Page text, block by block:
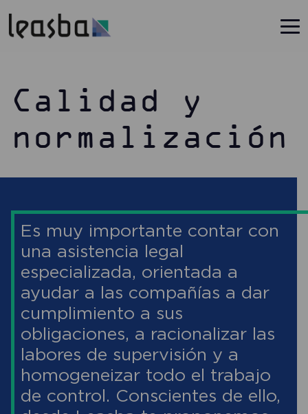
Calidad y
normalización
Es muy importante contar con
una asistencia legal
especializada, orientada a
ayudar a las compañías a dar
cumplimiento a sus
obligaciones, a racionalizar las
labores de supervisión y a
homogeneizar todo el trabajo
de control. Conscientes de ello,